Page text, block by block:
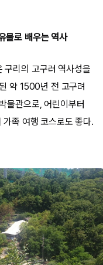
물로 배우는 역사
구리의 고구려 역사성을
약 1500년 전 고구려
물관으로, 어린이부터
족 여행 코스로도 좋다.